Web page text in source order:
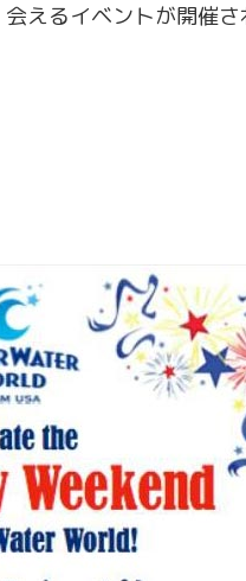
会えるイベントが開催さ